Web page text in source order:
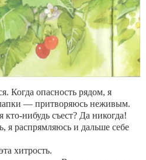
опасность рядом, я
— притворяюсь неживым.
нибудь съест? Да никогда!
я распрямляюсь и дальше себе
хитрость.